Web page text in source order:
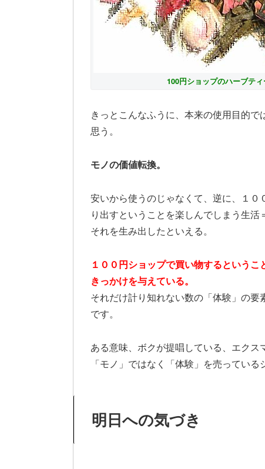
100円ショップのハーブテ
きっとこんなふうに、本来の使用目的
思う。
モノの価値転換。
安いから使うのじゃなくて、逆に、１０
り出すということを楽しんでしまう生活
それを生み出したといえる。
１００円ショップで買い物するという
きっかけを与えている。
それだけ計り知れない数の「体験」の
です。
ある意味、ボクが提唱している、エクス
「モノ」ではなく「体験」を売っている
明日への気づき